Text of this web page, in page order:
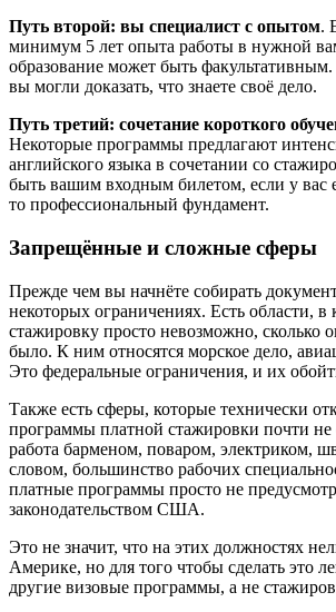
Путь второй: вы специалист с опытом.
минимум 5 лет опыта работы в нужной
образование может быть
вы могли доказать, что знаете своё дело.
Путь третий: сочетание короткого
Некоторые программы предлагают
английского языка в сочетании со
быть вашим входным билетом, если у вас
то профессиональный фундамент.
Запрещённые и сложные сферы
Прежде чем вы начнёте собирать
некоторых ограничениях. Есть области, в
стажировку просто невозможно, сколько
было. К ним относятся морское дело,
Это федеральные ограничения, и их
Также есть сферы, которые технически
программы платной стажировки почти
работа барменом, поваром, электриком,
словом, большинство рабочих
платные программы просто не
законодательством США.
Это не значит, что на этих должностях
Америке, но для того чтобы сделать это
другие визовые программы, а не